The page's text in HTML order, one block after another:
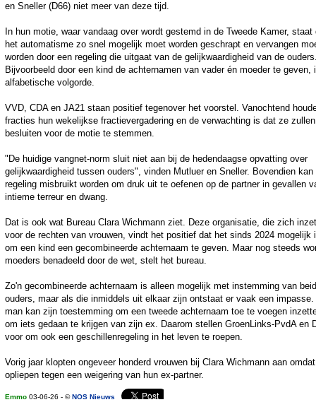
en Sneller (D66) niet meer van deze tijd.
In hun motie, waar vandaag over wordt gestemd in de Tweede Kamer, staat
het automatisme zo snel mogelijk moet worden geschrapt en vervangen
worden door een regeling die uitgaat van de gelijkwaardigheid van de
Bijvoorbeeld door een kind de achternamen van vader én moeder te geven,
alfabetische volgorde.
VVD, CDA en JA21 staan positief tegenover het voorstel. Vanochtend
fracties hun wekelijkse fractievergadering en de verwachting is dat ze zullen
besluiten voor de motie te stemmen.
"De huidige vangnet-norm sluit niet aan bij de hedendaagse opvatting over
gelijkwaardigheid tussen ouders", vinden Mutluer en Sneller. Bovendien kan
regeling misbruikt worden om druk uit te oefenen op de partner in gevallen
intieme terreur en dwang.
Dat is ook wat Bureau Clara Wichmann ziet. Deze organisatie, die zich inzet
voor de rechten van vrouwen, vindt het positief dat het sinds 2024 mogelijk
om een kind een gecombineerde achternaam te geven. Maar nog steeds
moeders benadeeld door de wet, stelt het bureau.
Zo'n gecombineerde achternaam is alleen mogelijk met instemming van
ouders, maar als die inmiddels uit elkaar zijn ontstaat er vaak een impasse.
man kan zijn toestemming om een tweede achternaam toe te voegen
om iets gedaan te krijgen van zijn ex. Daarom stellen GroenLinks-PvdA en
voor om ook een geschillenregeling in het leven te roepen.
Vorig jaar klopten ongeveer honderd vrouwen bij Clara Wichmann aan
opliepen tegen een weigering van hun ex-partner.
Emmo 03-06-26 - ©NOS Nieuws